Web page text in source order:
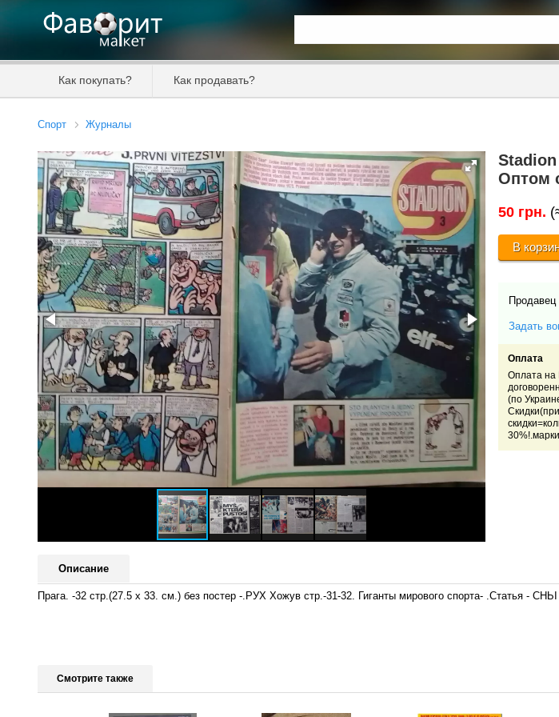
Как покупать? Как продавать?
Спорт Журналы
Оптом
50 грн.
В
Продавец
Задать
Оплата
Оплата на
(по
Описание
Прага. -32 стр.(27.5 х 33. см.) без постер -.РУХ Хожув стр.-31-32. Гиганты мирового спорта- .Статья -
Смотрите также